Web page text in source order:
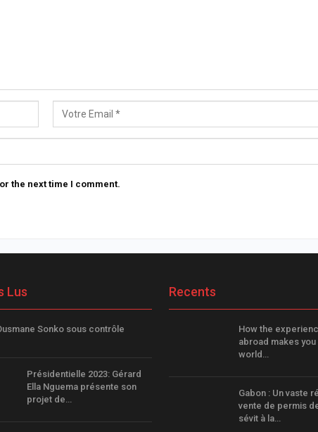
the next time I comment.
Lus
Sonko sous contrôle
Présidentielle 2023: Gérard
Ella Nguema présente son
projet de…
Recents
How the
abroad makes
world…
Gabon : Un vaste
vente de permis
sévit à la…